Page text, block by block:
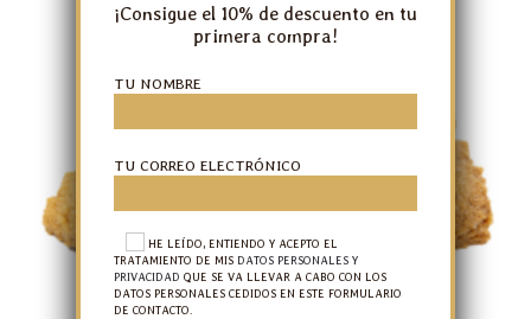
¡Consigue el 10% de descuento en tu
primera compra!
TU NOMBRE
TU CORREO ELECTRÓNICO
HE LEÍDO, ENTIENDO Y ACEPTO EL
TRATAMIENTO DE MIS DATOS PERSONALES Y
PRIVACIDAD QUE SE VA LLEVAR A CABO CON LOS
DATOS PERSONALES CEDIDOS EN ESTE FORMULARIO
DE CONTACTO.